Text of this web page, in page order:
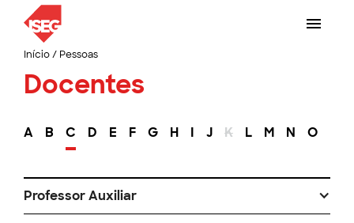
Início/ Pessoas
Docentes
A B C D E F G H I J K L M N O
Professor Auxiliar